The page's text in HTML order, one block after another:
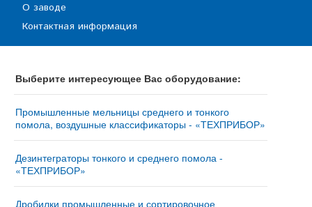
О заводе
Контактная информация
Выберите интересующее Вас оборудование:
Промышленные мельницы среднего и тонкого
помола, воздушные классификаторы - «ТЕХПРИБОР»
Мельница «ТРИБОКИНЕТИКА – 10050» - купить у
изготовителя
Мельница «ТРИБОКИНЕТИКА – 3050» | Ударно-
центробежные и шаровые мельницы
Дезинтеграторы тонкого и среднего помола -
«ТЕХПРИБОР»
Измельчительный агрегат «ДМПК-ГОРИЗОНТ»®
Дробилки промышленные и сортировочное